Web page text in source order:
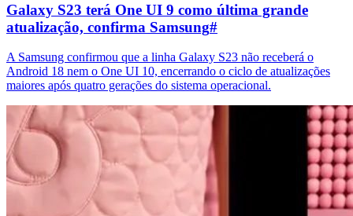
Galaxy S23 terá One UI 9 como última grande
atualização, confirma Samsung#
A Samsung confirmou que a linha Galaxy S23 não receberá o
Android 18 nem o One UI 10, encerrando o ciclo de atualizações
maiores após quatro gerações do sistema operacional.